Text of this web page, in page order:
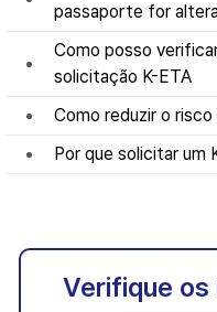
passaporte for
Como posso
solicitação K-ETA
Como reduzir o
Por que solicitar um
Verifique os